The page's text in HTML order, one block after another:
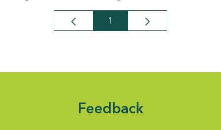
Seite
1
Feedback